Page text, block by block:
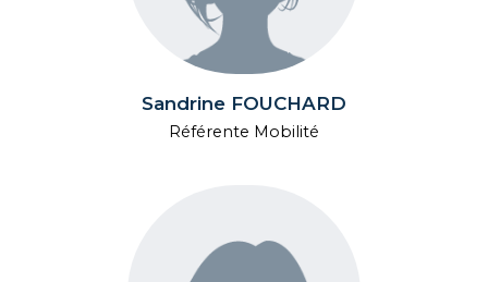
Sandrine FOUCHARD
Référente Mobilité